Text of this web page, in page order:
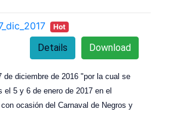
Hot
Download
Details
de diciembre de 2016 "por la cual se
5 y 6 de enero de 2017 en el
ocasión del Carnaval de Negros y